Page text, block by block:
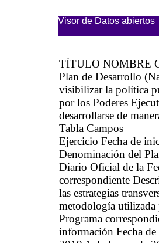
Visor de Datos abiertos
TÍTULO NOMBRE
Plan de Desarrollo
visibilizar la política
por los Poderes
desarrollarse de
Tabla Campos
Ejercicio Fecha de
Denominación del
Diario Oficial de la
correspondiente
las estrategias
metodología
Programa
información Fecha